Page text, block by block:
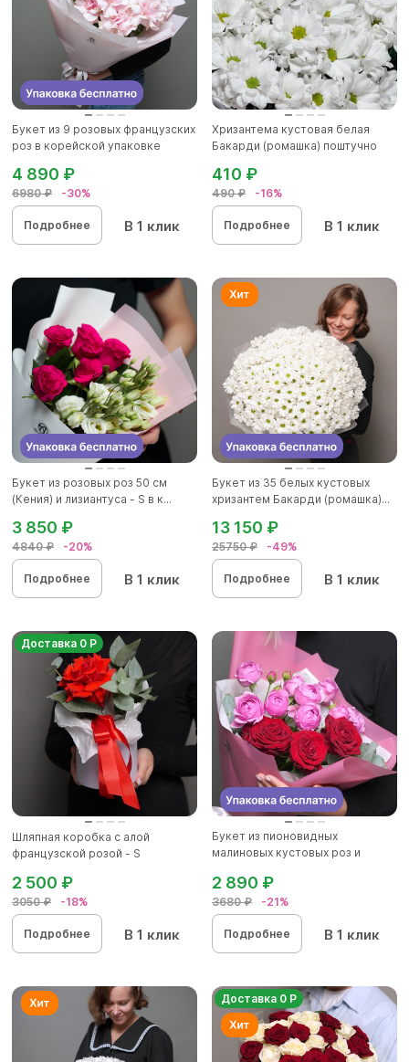
Букет из 9 розовых французских
роз в корейской упаковке
6980 ₽ -30%
4 890 ₽
Подробнее В 1 клик
Хризантема кустовая белая
Бакарди (ромашка) поштучно
490 ₽ -16%
410 ₽
Подробнее В 1 клик
Букет из розовых роз 50 см
(Кения) и лизиантуса - S в к...
4840 ₽ -20%
3 850 ₽
Подробнее В 1 клик
Букет из 35 белых кустовых
хризантем Бакарди (ромашка)...
25750 ₽ -49%
13 150 ₽
Подробнее В 1 клик
Доставка 0 Р
Шляпная коробка с алой
французской розой - S
3050 ₽ -18%
2 500 ₽
Подробнее В 1 клик
Букет из пионовидных
малиновых кустовых роз и
3680 ₽ -21%
2 890 ₽
Подробнее В 1 клик
Доставка 0 Р